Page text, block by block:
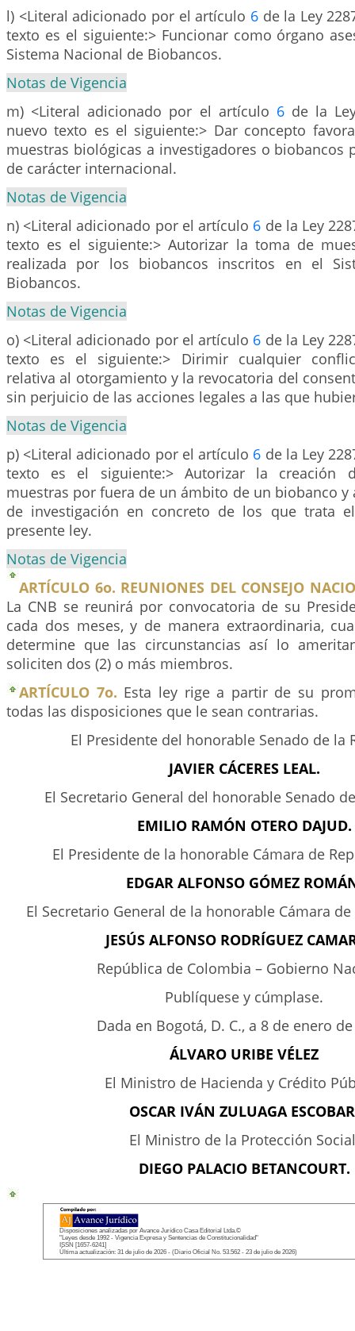
l) <Literal adicionado por el artículo 6de la Ley
texto es el siguiente:> Funcionar como órgano
Sistema Nacional de Biobancos.
Notas de Vigencia
m) <Literal adicionado por el artículo 6de la
nuevo texto es el siguiente:> Dar concepto
muestras biológicas a investigadores o biobancos
de carácter internacional.
Notas de Vigencia
n) <Literal adicionado por el artículo 6 de la Ley
texto es el siguiente:> Autorizar la toma de
realizada por los biobancos inscritos en el
Biobancos.
Notas de Vigencia
o) <Literal adicionado por el artículo 6 de la Ley
texto es el siguiente:> Dirimir cualquier
relativa al otorgamiento y la revocatoria del
sin perjuicio de las acciones legales a las que
Notas de Vigencia
p) <Literal adicionado por el artículo 6 de la Ley
texto es el siguiente:> Autorizar la creación
muestras por fuera de un ámbito de un biobanco y
de investigación en concreto de los que trata
presente ley.
Notas de Vigencia
ARTÍCULO 6o. REUNIONES DEL CONSEJO
La CNB se reunirá por convocatoria de su
cada dos meses, y de manera extraordinaria,
determine que las circunstancias así lo
soliciten dos (2) o más miembros.
ARTÍCULO 7o. Esta ley rige a partir de su
todas las disposiciones que le sean contrarias.
El Presidente del honorable Senado de la
JAVIER CÁCERES LEAL.
El Secretario General del honorable Senado
EMILIO RAMÓN OTERO DAJUD.
El Presidente de la honorable Cámara de
EDGAR ALFONSO GÓMEZ
El Secretario General de la honorable Cámara
JESÚS ALFONSO RODRÍGUEZ
República de Colombia – Gobierno
Publíquese y cúmplase.
Dada en Bogotá, D. C., a 8 de enero
ÁLVARO URIBE VÉLEZ
El Ministro de Hacienda y Crédito
OSCAR IVÁN ZULUAGA
El Ministro de la Protección
DIEGO PALACIO BETANCOURT.
Disposiciones analizadas por Avance Jurídico Casa Editorial Ltda.©
"Leyes desde 1992 - Vigencia Expresa y Sentencias de Constitucionalidad"
ISSN [1657-6241]
Última actualización: 31 de julio de 2026 - (Diario Oficial No. 53.562 - 23 de julio de 2026)